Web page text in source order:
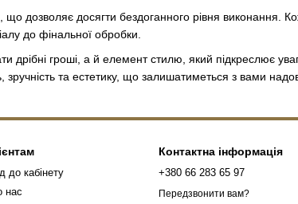
дозволяє досягти бездоганного рівня виконання.
до фінальної обробки.
дрібні гроші, а й елемент стилю, який підкреслює
та естетику, що залишатиметься з вами
до кабінету
нас
Контактна інформація
+380 66 283 65 97
Передзвонити вам?